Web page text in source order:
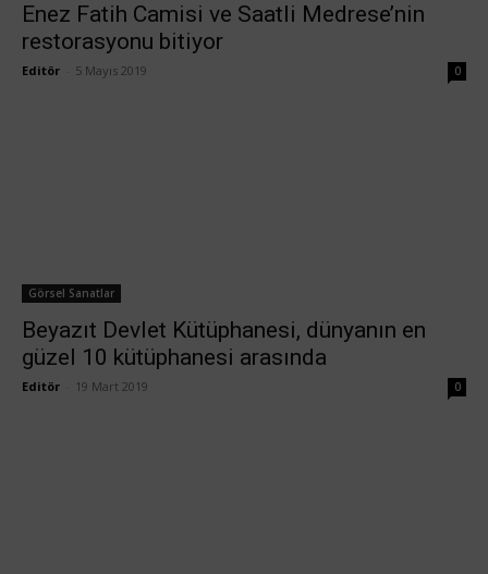
Enez Fatih Camisi ve Saatli Medrese’nin
restorasyonu bitiyor
Editör 5 Mayıs 2019 0
Görsel Sanatlar
Beyazıt Devlet Kütüphanesi, dünyanın en
güzel 10 kütüphanesi arasında
Editör 19 Mart 2019 0